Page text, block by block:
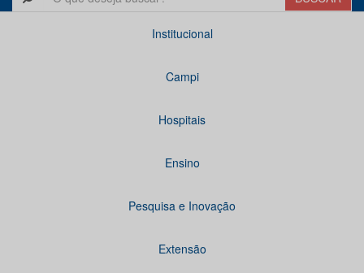
Institucional
Campi
Hospitais
Ensino
Pesquisa e Inovação
Extensão